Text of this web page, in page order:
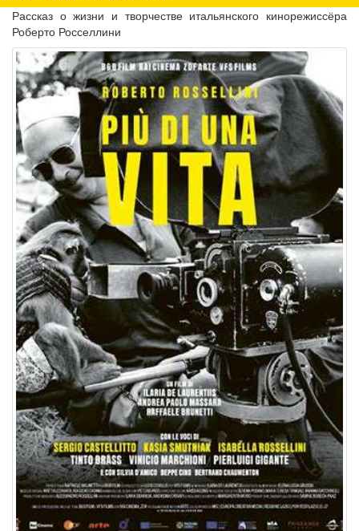
Рассказ о жизни и творчестве итальянского кинорежиссёра
Роберто Росселлини